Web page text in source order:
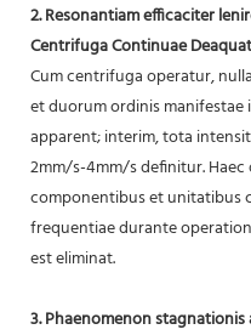
2. Resonantiam efficaciter
Centrifuga Continuae
Cum centrifuga operatur,
et duorum ordinis
apparent; interim, tota
2mm/s-4mm/s definitur.
componentibus et unitatibus
frequentiae durante
est eliminat.
3. Phaenomenon